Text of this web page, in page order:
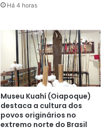
Há 4 horas
Museu Kuahí (Oiapoque)
destaca a cultura dos
povos originários no
extremo norte do Brasil